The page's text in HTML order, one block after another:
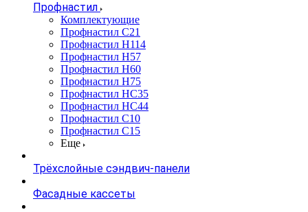
Профнастил
Комплектующие
Профнастил C21
Профнастил Н114
Профнастил Н57
Профнастил Н60
Профнастил Н75
Профнастил НС35
Профнастил НС44
Профнастил С10
Профнастил С15
Еще
Трёхслойные сэндвич-панели
Фасадные кассеты